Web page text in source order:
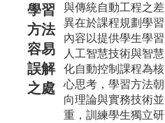
學習
方法
容易
誤解
之處
與傳統自動工程之差
異在於課程規劃學習
內容以提供學生學習
人工智慧技術與智慧
化自動控制課程為核
心思考，學習方法朝
向理論與實務技術並
重，訓練學生獨立研